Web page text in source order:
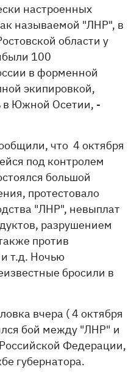
настроенных
называемой "ЛНР", в
области у
100
в форменной
экипировкой,
в Южной Осетии, -
что 4 октября
под контролем
большой
протестовало
"ЛНР", невыплат
разрушением
против
т.д. Ночью
бросили в
вчера ( 4 октября
бой между "ЛНР" и
Федерации,
губернатора.